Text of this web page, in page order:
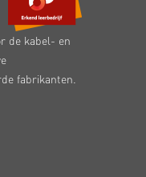
de kabel- en
fabrikanten.